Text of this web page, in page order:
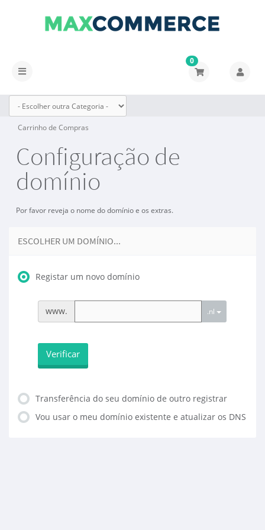
Alternar
0
Carrinho de Compras
Configuração de
domínio
Por favor reveja o nome do domínio e os extras.
ESCOLHER UM DOMÍNIO...
Registar um novo domínio
www. .nl
Verificar
Transferência do seu domínio de outro registrar
Vou usar o meu domínio existente e atualizar os DNS